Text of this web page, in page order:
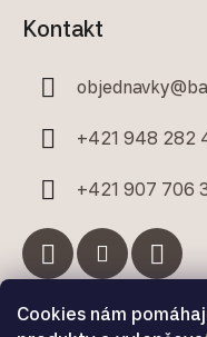
Cookies nám
Kontakt
objednavky@
+421 948 282
+421 907 706